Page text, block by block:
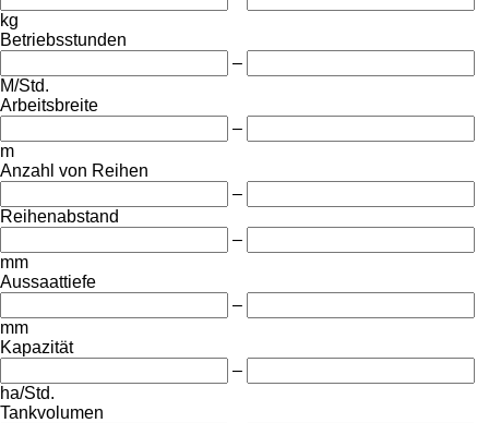
kg
Betriebsstunden
–
M/Std.
Arbeitsbreite
–
m
Anzahl von Reihen
–
Reihenabstand
–
mm
Aussaattiefe
–
mm
Kapazität
–
ha/Std.
Tankvolumen